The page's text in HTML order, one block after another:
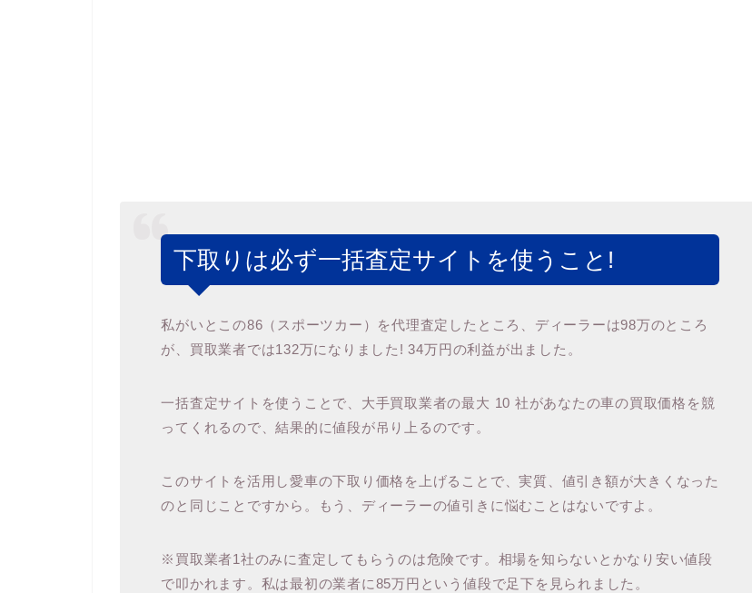
下取りは必ず一括査定サイトを使うこと!
私がいとこの86（スポーツカー）を代理査定したところ、ディーラーは98万のところ
が、買取業者では132万になりました! 34万円の利益が出ました。
一括査定サイトを使うことで、大手買取業者の最大 10 社があなたの車の買取価格を競
ってくれるので、結果的に値段が吊り上るのです。
このサイトを活用し愛車の下取り価格を上げることで、実質、値引き額が大きくなった
のと同じことですから。もう、ディーラーの値引きに悩むことはないですよ。
※買取業者1社のみに査定してもらうのは危険です。相場を知らないとかなり安い値段
で叩かれます。私は最初の業者に85万円という値段で足下を見られました。